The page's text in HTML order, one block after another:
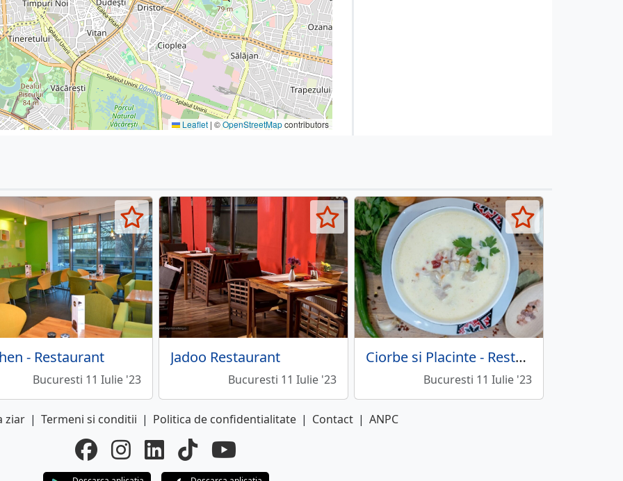
Leaflet | ©OpenStreetMapcontributors
- Restaurant
Bucuresti 11 Iulie '23
Jadoo Restaurant
Bucuresti 11 Iulie '23
Ciorbe si Placinte - Restaurant cu specific romanesc
Bucuresti 11 Iulie '23
ziar | Termeni si conditii | Politica de confidentialitate | Contact | ANPC